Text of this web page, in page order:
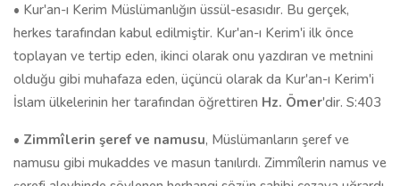
• Kur'an-ı Kerim Müslümanlığın üssül-esasıdır. Bu gerçek,
herkes tarafından kabul edilmiştir. Kur'an-ı Kerim'i ilk önce
toplayan ve tertip eden, ikinci olarak onu yazdıran ve metnini
olduğu gibi muhafaza eden, üçüncü olarak da Kur'an-ı Kerim'i
İslam ülkelerinin her tarafından öğrettiren Hz. Ömer'dir. S:403
• Zimmîlerin şeref ve namusu, Müslümanların şeref ve
namusu gibi mukaddes ve masun tanılırdı. Zimmîlerin namus ve